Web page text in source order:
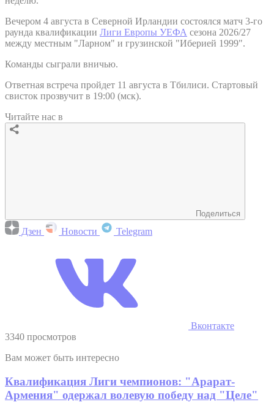
Вечером 4 августа в Северной Ирландии состоялся матч 3-го
раунда квалификации Лиги Европы УЕФА сезона 2026/27
между местным "Ларном" и грузинской "Иберией 1999".
Команды сыграли вничью.
Ответная встреча пройдет 11 августа в Тбилиси. Стартовый
свисток прозвучит в 19:00 (мск).
Читайте нас в
Поделиться
Дзен Новости Telegram
Вконтакте
3340 просмотров
Вам может быть интересно
Квалификация Лиги чемпионов: "Арарат-
Армения" одержал волевую победу над "Целе"